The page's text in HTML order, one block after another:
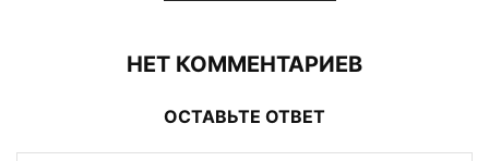
НЕТ КОММЕНТАРИЕВ
ОСТАВЬТЕ ОТВЕТ